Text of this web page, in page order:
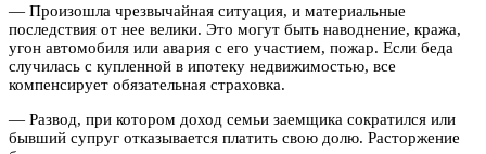
— Произошла чрезвычайная ситуация, и материальные
последствия от нее велики. Это могут быть наводнение, кража,
угон автомобиля или авария с его участием, пожар. Если беда
случилась с купленной в ипотеку недвижимостью, все
компенсирует обязательная страховка.
— Развод, при котором доход семьи заемщика сократился или
бывший супруг отказывается платить свою долю. Расторжение